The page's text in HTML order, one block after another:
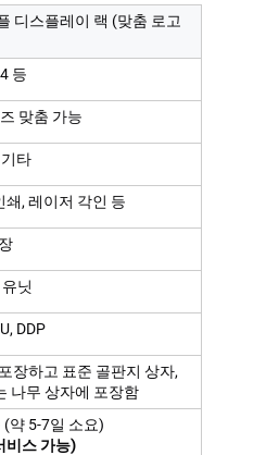
디스플레이 랙 (맞춤 로고
등
맞춤 가능
타
쇄, 레이저 각인 등
닛
DDP
장하고 표준 골판지 상자,
나무 상자에 포장함
(약 5-7일 소요)
비스 가능)